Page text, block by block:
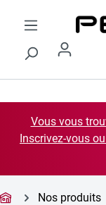
Passer au contenu
Vous vous
Inscrivez-vous
Nos produits